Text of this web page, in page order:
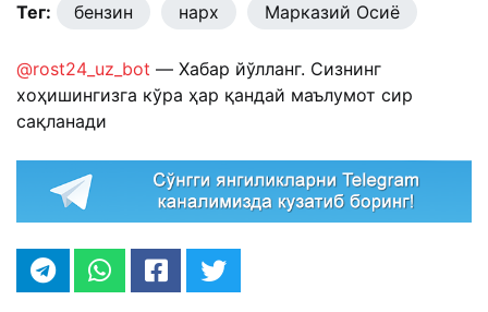
Тег: бензин нарх Марказий Осиё
@rost24_uz_bot — Хабар йўлланг. Сизнинг
хоҳишингизга кўра ҳар қандай маълумот сир
сақланади